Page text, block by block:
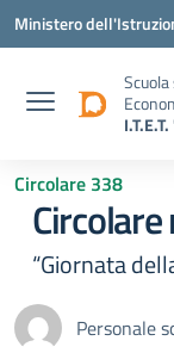
Vai ai contenuti
Vai al menu di
Vai al footer
Ministero
Circolare 338
“Giornata
Personale